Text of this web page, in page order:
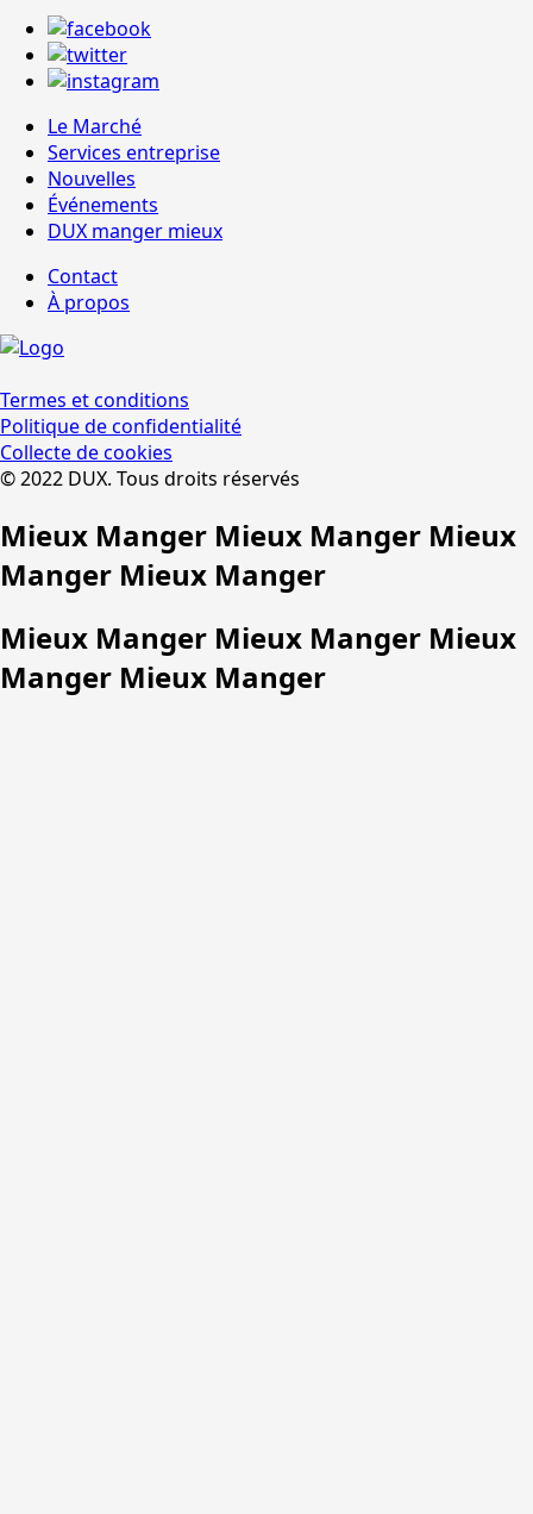
Le Marché
Services entreprise
Nouvelles
Événements
DUX manger mieux
Contact
À propos
Termes et conditions
Politique de confidentialité
Collecte de cookies
© 2022 DUX. Tous droits réservés
Mieux Manger Mieux Manger Mieux
Manger Mieux Manger
Mieux Manger Mieux Manger Mieux
Manger Mieux Manger